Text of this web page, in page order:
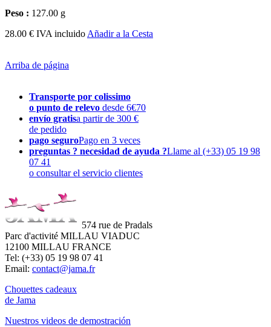
Peso : 127.00 g
28.00 € IVA incluido Añadir a la Cesta
Arriba de página
Transporte por colissimo
o punto de relevo desde 6€70
envío gratisa partir de 300 €
de pedido
pago seguroPago en 3 veces
preguntas ? necesidad de ayuda ?Llame al (+33) 05 19 98
07 41
o consultar el servicio clientes
574 rue de Pradals
Parc d'activité MILLAU VIADUC
12100 MILLAU FRANCE
Tel: (+33) 05 19 98 07 41
Email: contact@jama.fr
Chouettes cadeaux
de Jama
Nuestros videos de demostración